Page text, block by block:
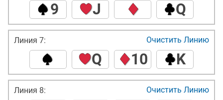
9 J Q
Линия 7:
Q 10 K
Очистить Линию
Линия 8: Очистить Линию